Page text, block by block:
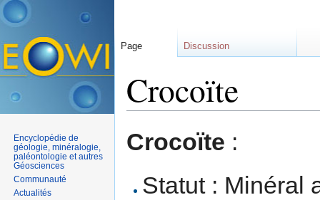
Crocoïte
Crocoïte :
Statut : Minéral
Page Discussion
Encyclopédie de
géologie, minéralogie,
paléontologie et autres
Géosciences
Communauté
Actualités